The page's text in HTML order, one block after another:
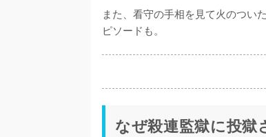
また、看守の手相を見て火のつい
ピソードも。
なぜ殺連監獄に投